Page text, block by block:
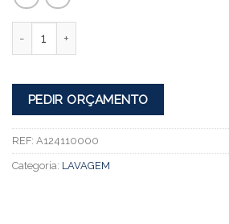
PEDIR ORÇAMENTO
REF: A124110000
Categoria: LAVAGEM